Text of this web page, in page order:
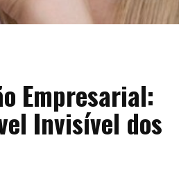
Empresarial:
Invisível dos